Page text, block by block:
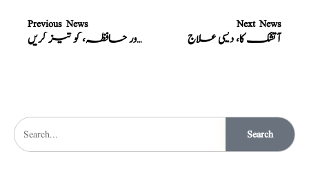
Previous News
کمزور حافظہ، کو تیز کریں
Next News
آتشک کا، دیسی علاج
Search